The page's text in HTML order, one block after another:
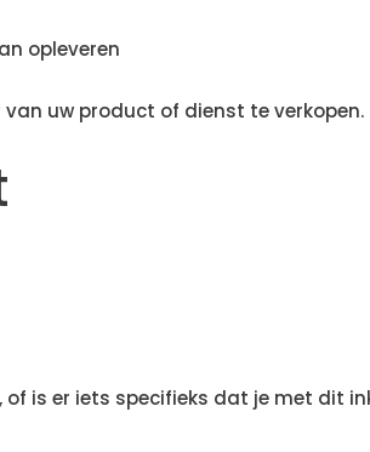
opleveren
uw product of dienst te verkopen.
is er iets specifieks dat je met dit